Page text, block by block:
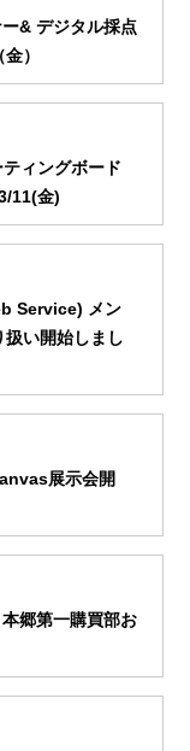
& デジタル採点
）
ィングボード
11(金)
Service) メン
い開始しまし
展示会開
郷第一購買部お